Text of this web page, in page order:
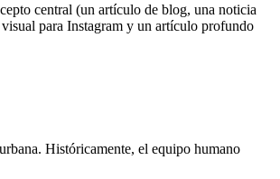
central (un artículo de blog, una noticia
para Instagram y un artículo profundo
Históricamente, el equipo humano